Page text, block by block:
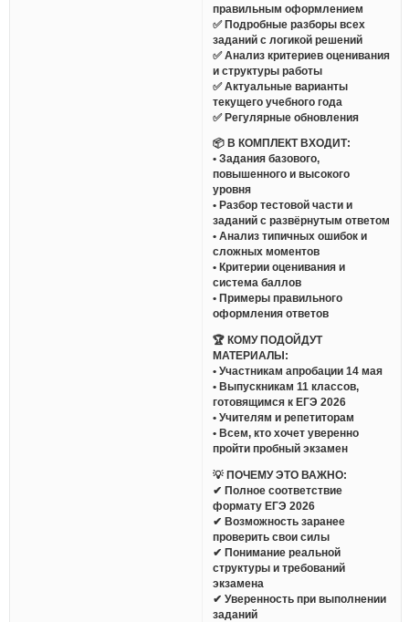
правильным оформлением
✅ Подробные разборы всех
заданий с логикой решений
✅ Анализ критериев оценивания
и структуры работы
✅ Актуальные варианты
текущего учебного года
✅ Регулярные обновления
📦 В КОМПЛЕКТ ВХОДИТ:
• Задания базового,
повышенного и высокого
уровня
• Разбор тестовой части и
заданий с развёрнутым ответом
• Анализ типичных ошибок и
сложных моментов
• Критерии оценивания и
система баллов
• Примеры правильного
оформления ответов
🏆 КОМУ ПОДОЙДУТ
МАТЕРИАЛЫ:
• Участникам апробации 14 мая
• Выпускникам 11 классов,
готовящимся к ЕГЭ 2026
• Учителям и репетиторам
• Всем, кто хочет уверенно
пройти пробный экзамен
💡 ПОЧЕМУ ЭТО ВАЖНО:
✔ Полное соответствие
формату ЕГЭ 2026
✔ Возможность заранее
проверить свои силы
✔ Понимание реальной
структуры и требований
экзамена
✔ Уверенность при выполнении
заданий